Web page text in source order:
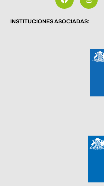
INSTITUCIONES ASOCIADAS: